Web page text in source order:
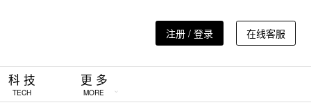
注册 / 登录 在线客服
科 技
TECH
更 多
MORE